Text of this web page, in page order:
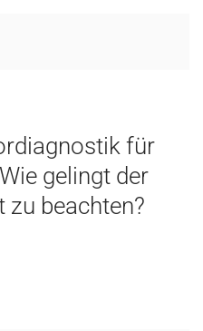
für
gelingt der
zu beachten?